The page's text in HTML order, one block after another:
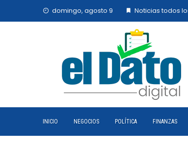
domingo, agosto 9 Noticias todos
INICIO NEGOCIOS POLÍTICA FINANZAS